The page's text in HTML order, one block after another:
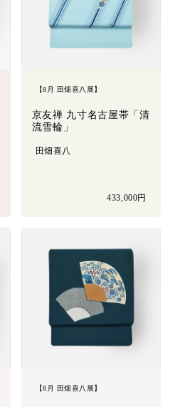
【8月 田畑喜八展】
京友禅 九寸名古屋帯「清
流雪輪」
田畑喜八
433,000円
【8月 田畑喜八展】